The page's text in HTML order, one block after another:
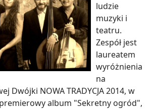
ludzie
muzyki i
teatru.
Zespół jest
laureatem
wyróżnienia
na
Dwójki NOWA TRADYCJA 2014, w
album "Sekretny ogród",